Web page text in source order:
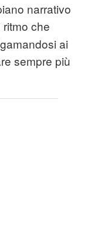
narrativo
ritmo che
ai
sempre più